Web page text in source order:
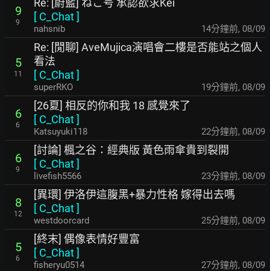
9
9
Re: [蔚藍] ねこ号 承認欲求Kei
[ C_Chat]
nahsnib 14分鐘前, 08/09
5
11
Re: [閒聊] AveMujica演唱會二樓是否能站之個人
看法
[ C_Chat]
superRKO 19分鐘前, 08/09
6
6
[26夏] 相反的你和我 18 感覺來了
[ C_Chat]
Katsuyuki118 22分鐘前, 08/09
6
9
[討論] 楓之谷：經典版 黃色雨傘貴到裂開
[ C_Chat]
livefish5566 23分鐘前, 08/09
8
12
[異環] 伊洛伊這腹黑+暴力性格 嫁得出去嗎
[ C_Chat]
westdoorcard 25分鐘前, 08/09
5
6
[終末] 偶像表情好豐富
[ C_Chat]
fisheryu0514 27分鐘前, 08/09